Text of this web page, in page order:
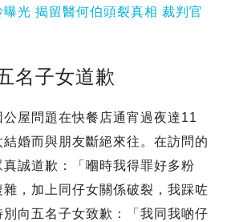
光 揭留醫何伯頭裂真相 裁判官
名子女道歉
屋問題在快餐店通宵過夜達11
婚而與朋友斷絕來往。在訪問的
真誠道歉：「嗰時我得罪好多粉
，加上同仔女關係破裂，我踩咗
向五名子女致歉：「我同我啲仔